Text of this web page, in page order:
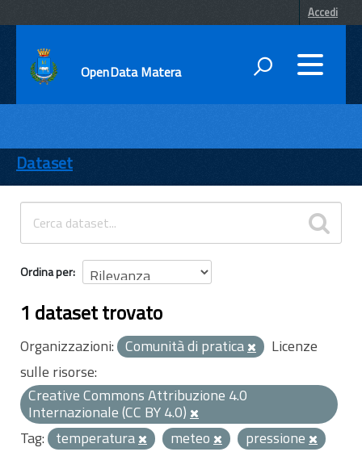
Accedi
OpenData Matera
ENTI
TEMI
INFORMAZIONI
Dataset
Ordina per
1 dataset trovato
Organizzazioni: Comunità di pratica
Licenze
sulle risorse:
Creative Commons Attribuzione 4.0
Internazionale (CC BY 4.0)
Tag: temperatura meteo
pressione